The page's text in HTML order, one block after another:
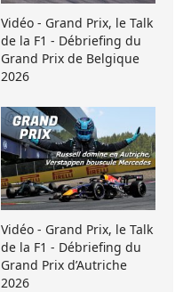
Vidéo - Grand Prix, le Talk
de la F1 - Débriefing du
Grand Prix de Belgique
2026
Vidéo - Grand Prix, le Talk
de la F1 - Débriefing du
Grand Prix d’Autriche
2026